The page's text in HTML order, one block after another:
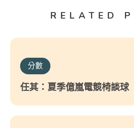
RELATED
分數
任其：夏季億嵐電競椅談球